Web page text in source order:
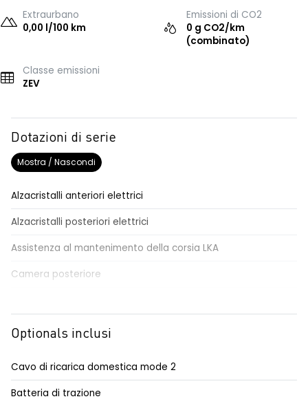
Extraurbano
0,00 l/100 km
Emissioni di CO2
0 g CO2/km
(combinato)
Classe emissioni
ZEV
Dotazioni di serie
Mostra / Nascondi
Alzacristalli anteriori elettrici
Alzacristalli posteriori elettrici
Assistenza al mantenimento della corsia LKA
Camera posteriore
Charge Pass
Design cerchi flexwheel da 15” nero/color rame
Optionals inclusi
Cavo di ricarica domestica mode 2
Batteria di trazione